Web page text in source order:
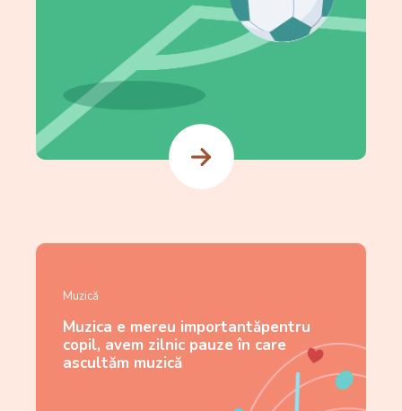
Muzică
Muzica e mereu importantăpentru
copil, avem zilnic pauze în care
ascultăm muzică